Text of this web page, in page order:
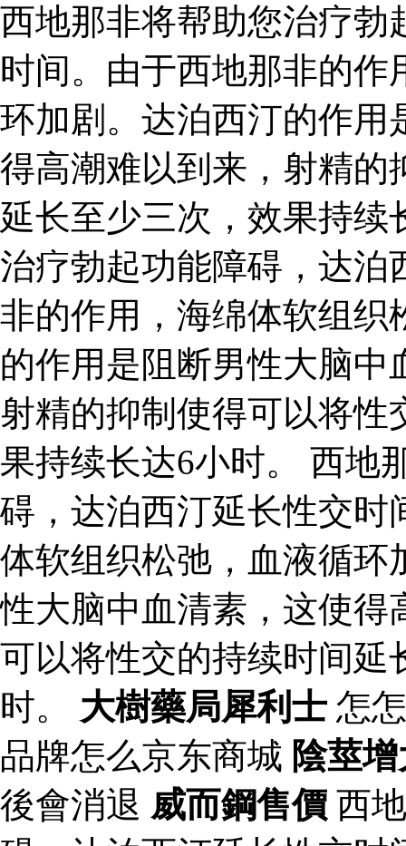
西地那非将帮助您治疗勃
时间。由于西地那非的
环加剧。达泊西汀的作用
得高潮难以到来，射精的
延长至少三次，效果持续
治疗勃起功能障碍，达泊
非的作用，海绵体软组织
的作用是阻断男性大脑
射精的抑制使得可以将性
果持续长达6小时。 西地
碍，达泊西汀延长性交时
体软组织松弛，血液循环
性大脑中血清素，这使得
可以将性交的持续时间延
时。 大樹藥局犀利士 怎
品牌怎么京东商城 陰莖
後會消退 威而鋼售價 西